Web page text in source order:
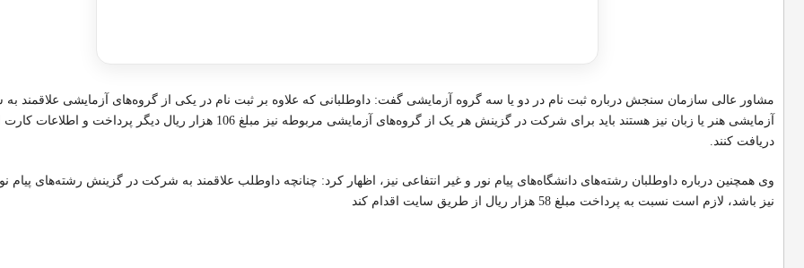
مشاور عالی سازمان سنجش درباره ثبت نام در دو یا سه گروه آزمایشی گفت: داوطلبانی که علاوه بر ثبت نام در یکی از گروه‌های آزمایشی علاقمند
آزمایشی هنر یا زبان نیز هستند باید برای شرکت در گزینش هر یک از گروه‌های آزمایشی مربوطه نیز مبلغ 106 هزار ریال
دریافت کنند.
وی همچنین درباره داوطلبان رشته‌های دانشگاه‌های پیام نور و غیر انتفاعی نیز، اظهار کرد: چنانچه داوطلب علاقمند به شرکت در گزینش رشته‌های پیام
نیز باشد، لازم است نسبت به پرداخت مبلغ 58 هزار ریال از طریق سایت اقدام کند